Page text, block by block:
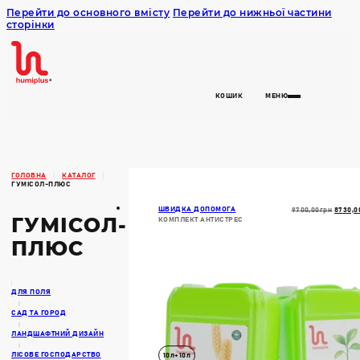
Перейти до основного вмісту Перейти до нижньої частини
сторінки
Humiplus
КОШИК МЕНЮ
ГОЛОВНА
КАТАЛОГ
ГУМІСОЛ-ПЛЮС
ГУМІСОЛ-
ПЛЮС
ДЛЯ ПОЛЯ
САД ТА ГОРОД
ЛАНДШАФТНИЙ ДИЗАЙН
ЛІСОВЕ ГОСПОДАРСТВО
ШВИДКА ДОПОМОГА
КОМПЛЕКТ АНТИСТРЕС
9700,00Грн
10л+10л